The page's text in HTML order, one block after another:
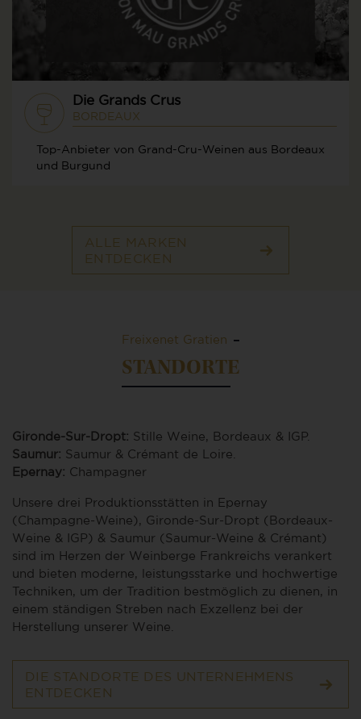
Die Grands Crus
BORDEAUX
Top-Anbieter von Grand-Cru-Weinen aus Bordeaux
und Burgund
ALLE MARKEN
ENTDECKEN
Freixenet Gratien
STANDORTE
Gironde-Sur-Dropt: Stille Weine, Bordeaux & IGP.
Saumur: Saumur & Crémant de Loire.
Epernay: Champagner
Unsere drei Produktionsstätten in Epernay
(Champagne-Weine), Gironde-Sur-Dropt (Bordeaux-
Weine & IGP) & Saumur (Saumur-Weine & Crémant)
sind im Herzen der Weinberge Frankreichs verankert
und bieten moderne, leistungsstarke und hochwertige
Techniken, um der Tradition bestmöglich zu dienen, in
einem ständigen Streben nach Exzellenz bei der
Herstellung unserer Weine.
DIE STANDORTE DES UNTERNEHMENS
ENTDECKEN